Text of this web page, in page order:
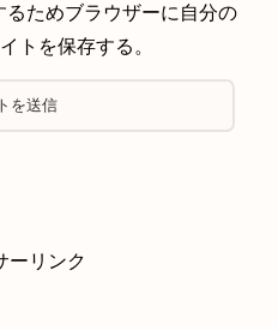
ためブラウザーに自分の
トを保存する。
ーリンク